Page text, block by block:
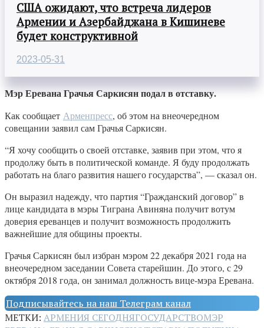
США ожидают, что встреча лидеров
Армении и Азербайджана в Кишиневе
будет конструктивной
2023-05-31
Мэр Еревана Грачья Саркисян подал в отставку.
Как сообщает Арменпресс, об этом на внеочередном
совещании заявил сам Грачья Саркисян.
“Я хочу сообщить о своей отставке, заявив при этом, что я
продолжу быть в политической команде. Я буду продолжать
работать на благо развития нашего государства”, — сказал он.
Он выразил надежду, что партия “Гражданский договор” в
лице кандидата в мэры Тиграна Авиняна получит вотум
доверия ереванцев и получит возможность продолжить
важнейшие для общины проекты.
Грачья Саркисян был избран мэром 22 декабря 2021 года на
внеочередном заседании Совета старейшин. До этого, с 29
октября 2018 года, он занимал должность вице-мэра Еревана.
Подписывайтесь на наш Телеграм канал
МЕТКИ: АРМЕНИЯ СЕГОДНЯГОСУДАРСТВОМЭР